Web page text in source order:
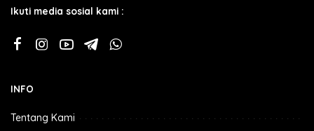
Ikuti media sosial kami :
INFO
Tentang Kami